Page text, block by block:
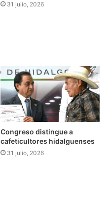
31 julio, 2026
Congreso distingue a
cafeticultores hidalguenses
31 julio, 2026